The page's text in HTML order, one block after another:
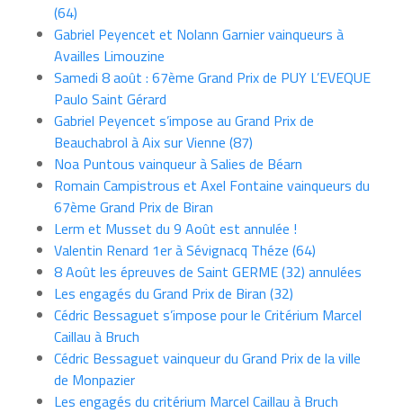
(64)
Gabriel Peyencet et Nolann Garnier vainqueurs à
Availles Limouzine
Samedi 8 août : 67ème Grand Prix de PUY L’EVEQUE
Paulo Saint Gérard
Gabriel Peyencet s’impose au Grand Prix de
Beauchabrol à Aix sur Vienne (87)
Noa Puntous vainqueur à Salies de Béarn
Romain Campistrous et Axel Fontaine vainqueurs du
67ème Grand Prix de Biran
Lerm et Musset du 9 Août est annulée !
Valentin Renard 1er à Sévignacq Théze (64)
8 Août les épreuves de Saint GERME (32) annulées
Les engagés du Grand Prix de Biran (32)
Cédric Bessaguet s’impose pour le Critérium Marcel
Caillau à Bruch
Cédric Bessaguet vainqueur du Grand Prix de la ville
de Monpazier
Les engagés du critérium Marcel Caillau à Bruch